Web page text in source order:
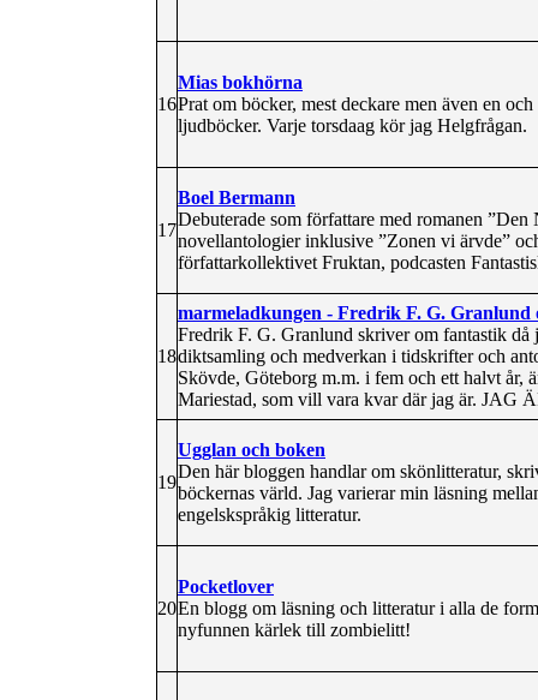
16
Mias bokhörna
Prat om böcker, mest deckare men även en
ljudböcker. Varje torsdaag kör jag Helgfrågan.
17
Boel Bermann
Debuterade som författare med romanen
novellantologier inklusive ”Zonen vi ärvde”
författarkollektivet Fruktan, podcasten
18
marmeladkungen - Fredrik F. G. Granlund
Fredrik F. G. Granlund skriver om fantastik då
diktsamling och medverkan i tidskrifter och
Skövde, Göteborg m.m. i fem och ett halvt år,
Mariestad, som vill vara kvar där jag är. JAG
19
Ugglan och boken
Den här bloggen handlar om skönlitteratur,
böckernas värld. Jag varierar min läsning
engelskspråkig litteratur.
20
Pocketlover
En blogg om läsning och litteratur i alla de
nyfunnen kärlek till zombielitt!